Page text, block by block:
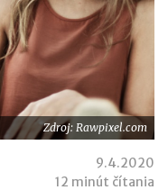
Zdroj: Rawpixel.com
9.4.2020
12 minút čítania